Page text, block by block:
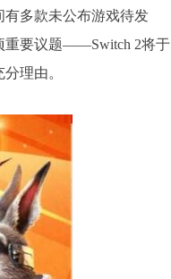
有多款未公布游戏待发
重要议题——Switch 2将于
理由。